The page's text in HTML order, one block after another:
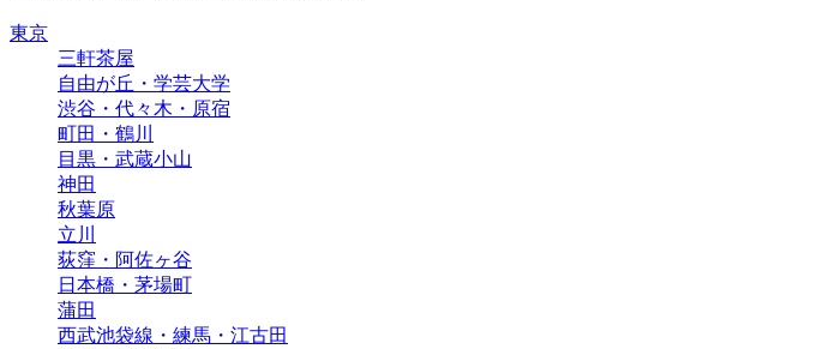
東京
三軒茶屋
自由が丘・学芸大学
渋谷・代々木・原宿
町田・鶴川
目黒・武蔵小山
神田
秋葉原
立川
荻窪・阿佐ヶ谷
日本橋・茅場町
蒲田
西武池袋線・練馬・江古田